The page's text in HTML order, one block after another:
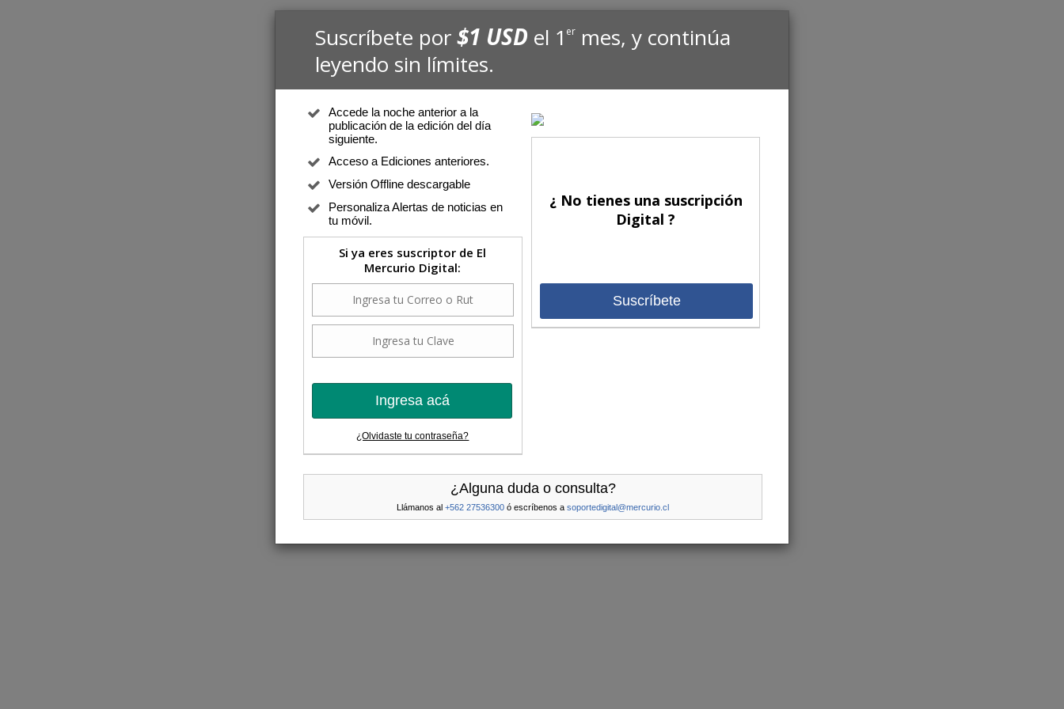
Suscríbete por$1 USD el 1er mes, y continúa
leyendo sin límites.
Accede la noche anterior a la
publicación de la edición del día
siguiente.
Acceso a Ediciones anteriores.
Versión Offline descargable
Personaliza Alertas de noticias en
tu móvil.
Si ya eres suscriptor de El
Mercurio Digital:
Ingresa acá
¿Olvidaste tu contraseña?
¿ No tienes una suscripción
Digital ?
Suscríbete
¿Alguna duda o consulta?
Llámanos al +562 27536300 ó escríbenos a soportedigital@mercurio.cl